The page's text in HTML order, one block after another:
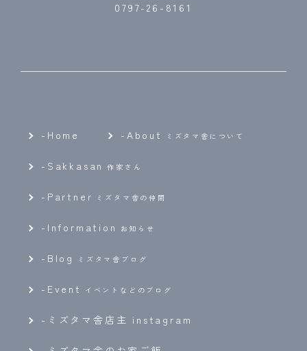
0797-26-8161
-Home - About ミズタマ舎について
- Sakkasan 作家さん
- Partner ミズタマ舎の仲間
- Information お知らせ
- Blog ミズタマ舎ブログ
- Event イベントなどのブログ
-ミズタマ舎店主 instagram